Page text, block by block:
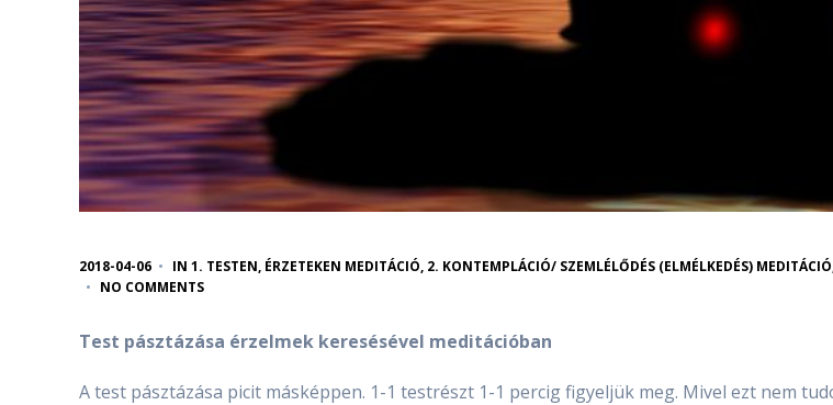
2018-04-06 IN 1. TESTEN, ÉRZETEKEN MEDITÁCIÓ, 2. KONTEMPLÁCIÓ/ SZEMLÉLŐDÉS (ELMÉLKEDÉS) MEDITÁCIÓ
NO COMMENTS
Test pásztázása érzelmek keresésével meditációban
A test pásztázása picit másképpen. 1-1 testrészt 1-1 percig figyeljük meg. Mivel ezt nem